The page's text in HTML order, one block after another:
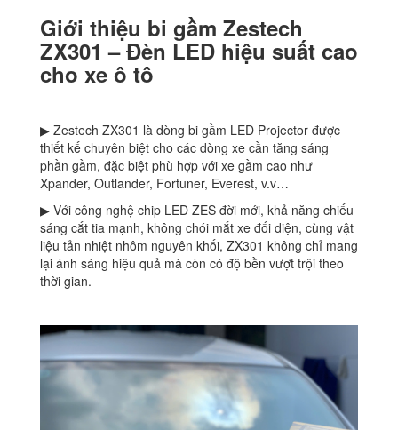
Giới thiệu bi gầm Zestech
ZX301 – Đèn LED hiệu suất cao
cho xe ô tô
▶ Zestech ZX301 là dòng bi gầm LED Projector được
thiết kế chuyên biệt cho các dòng xe cần tăng sáng
phần gầm, đặc biệt phù hợp với xe gầm cao như
Xpander, Outlander, Fortuner, Everest, v.v…
▶ Với công nghệ chip LED ZES đời mới, khả năng chiếu
sáng cắt tia mạnh, không chói mắt xe đối diện, cùng vật
liệu tản nhiệt nhôm nguyên khối, ZX301 không chỉ mang
lại ánh sáng hiệu quả mà còn có độ bền vượt trội theo
thời gian.